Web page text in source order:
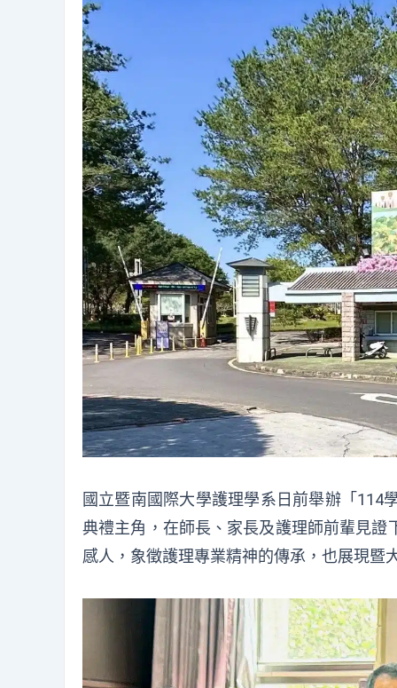
國立暨南國際大學護理學系日前舉辦「114
典禮主角，在師長、 家長及護理師前輩見證
感人，象徵護理專業精神的傳承， 也展現暨